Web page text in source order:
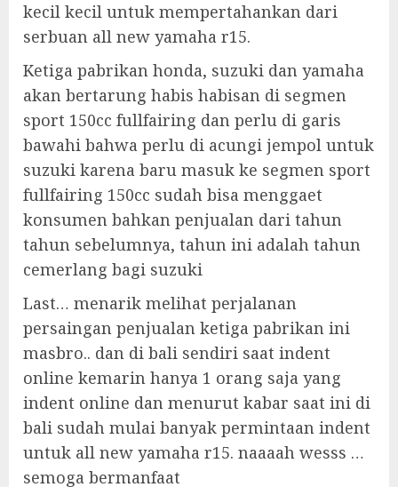
kecil kecil untuk mempertahankan dari
serbuan all new yamaha r15.
Ketiga pabrikan honda, suzuki dan yamaha
akan bertarung habis habisan di segmen
sport 150cc fullfairing dan perlu di garis
bawahi bahwa perlu di acungi jempol untuk
suzuki karena baru masuk ke segmen sport
fullfairing 150cc sudah bisa menggaet
konsumen bahkan penjualan dari tahun
tahun sebelumnya, tahun ini adalah tahun
cemerlang bagi suzuki
Last… menarik melihat perjalanan
persaingan penjualan ketiga pabrikan ini
masbro.. dan di bali sendiri saat indent
online kemarin hanya 1 orang saja yang
indent online dan menurut kabar saat ini di
bali sudah mulai banyak permintaan indent
untuk all new yamaha r15. naaaah wesss …
semoga bermanfaat